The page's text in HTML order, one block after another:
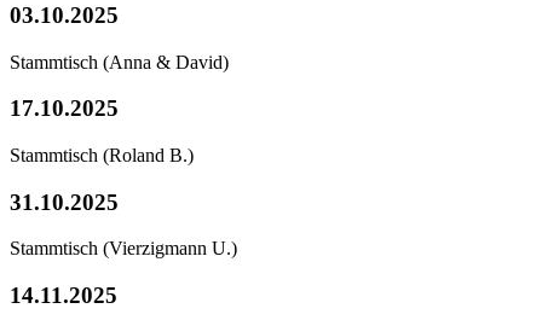
03.10.2025
Stammtisch (Anna & David)
17.10.2025
Stammtisch (Roland B.)
31.10.2025
Stammtisch (Vierzigmann U.)
14.11.2025